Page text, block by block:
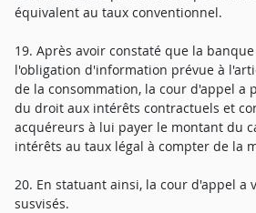
équivalent au taux conventionnel.
19. Après avoir constaté que la
l'obligation d'information prévue à
de la consommation, la cour d'appel a
du droit aux intérêts contractuels et
acquéreurs à lui payer le montant du
intérêts au taux légal à compter de la
20. En statuant ainsi, la cour d'appel a
susvisés.